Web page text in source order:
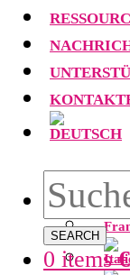
SEARCH
0 items€